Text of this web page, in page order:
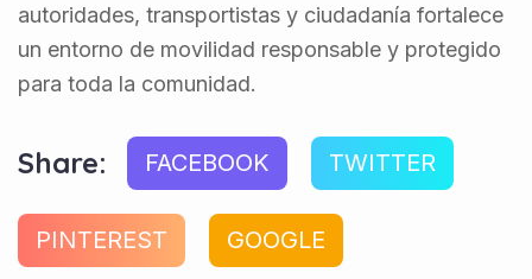
autoridades, transportistas y ciudadanía fortalece
un entorno de movilidad responsable y protegido
para toda la comunidad.
Share: FACEBOOK TWITTER
PINTEREST GOOGLE